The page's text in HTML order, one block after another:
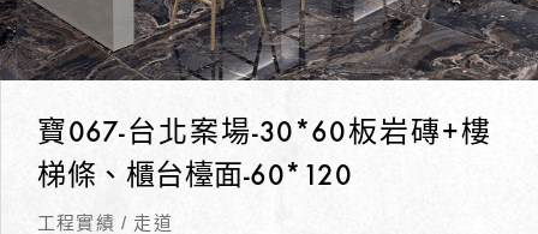
寶067-台北案場-30*60板岩磚+樓
梯條、櫃台檯面-60*120
工程實績 / 走道